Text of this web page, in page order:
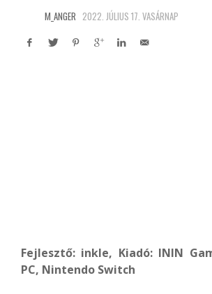
M_ANGER 2022. JÚLIUS 17. VASÁRNAP
Fejlesztő: inkle, Kiadó: ININ
PC, Nintendo Switch